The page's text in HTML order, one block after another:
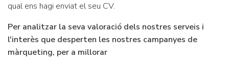
qual ens hagi enviat el seu CV.
Per analitzar la seva valoració dels nostres serveis i
l'interès que desperten les nostres campanyes de
màrqueting, per a millorar